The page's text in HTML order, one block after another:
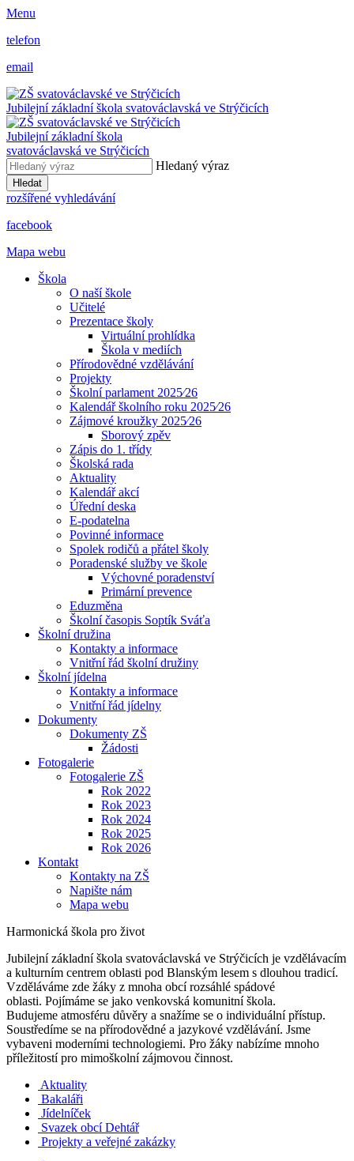
Menu
telefon
email
Jubilejní základní škola svatováclavská ve Strýčicích
Jubilejní základní škola
svatováclavská ve Strýčicích
Hledaný výraz
Hledat
rozšířené vyhledávání
facebook
Mapa webu
Škola
O naší škole
Učitelé
Prezentace školy
Virtuální prohlídka
Škola v mediích
Přírodovědné vzdělávání
Projekty
Školní parlament 2025⁄26
Kalendář školního roku 2025⁄26
Zájmové kroužky 2025⁄26
Sborový zpěv
Zápis do 1. třídy
Školská rada
Aktuality
Kalendář akcí
Úřední deska
E-podatelna
Povinné informace
Spolek rodičů a přátel školy
Poradenské služby ve škole
Výchovné poradenství
Primární prevence
Eduzměna
Školní časopis Soptík Sváťa
Školní družina
Kontakty a informace
Vnitřní řád školní družiny
Školní jídelna
Kontakty a informace
Vnitřní řád jídelny
Dokumenty
Dokumenty ZŠ
Žádosti
Fotogalerie
Fotogalerie ZŠ
Rok 2022
Rok 2023
Rok 2024
Rok 2025
Rok 2026
Kontakt
Kontakty na ZŠ
Napište nám
Mapa webu
Harmonická škola pro život
Jubilejní základní škola svatováclavská ve Strýčicích je vzdělávacím
a kulturním centrem oblasti pod Blanským lesem s dlouhou tradicí.
Vzděláváme zde žáky z mnoha obcí rozsáhlé spádové
oblasti. Pojímáme se jako venkovská komunitní škola.
Budujeme atmosféru důvěry a snažíme se o individuální přístup.
Soustředíme se na přírodovědné a jazykové vzdělávání. Jsme
vybaveni moderními technologiemi. Pro žáky nabízíme mnoho
příležitostí pro mimoškolní zájmovou činnost.
Aktuality
Bakaláři
Jídelníček
Svazek obcí Dehtář
Projekty a veřejné zakázky